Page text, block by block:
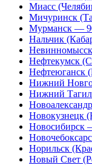
Миасс
Мичуринск
Мурманск —
Нальчик
Нефтекумск
Нефтеюганск
Нижний
Нижний Тагил
Новокузнецк
Новосибирск
Норильск
Новый Свет